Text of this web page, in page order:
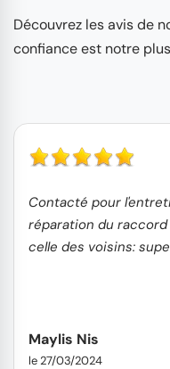
Découvrez les avis de
confiance est notre
Contacté pour
réparation du
celle des voisins:
Maylis Nis
le 27/03/2024